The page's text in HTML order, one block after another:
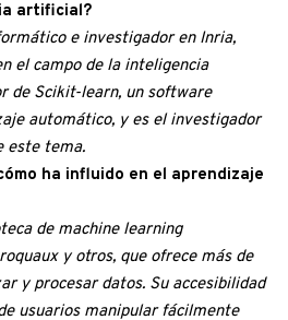
artificial?
e investigador en Inria,
el campo de la inteligencia
de Scikit-learn, un software
automático, y es el investigador
este tema.
ha influido en el aprendizaje
de machine learning
y otros, que ofrece más de
y procesar datos. Su accesibilidad
usuarios manipular fácilmente